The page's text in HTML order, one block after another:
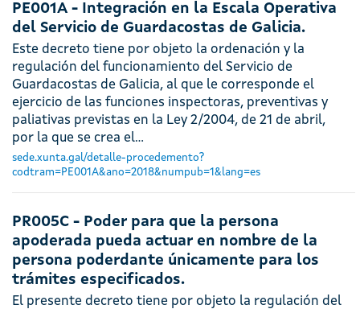
PE001A - Integración en la Escala Operativa
del Servicio de Guardacostas de Galicia.
Este decreto tiene por objeto la ordenación y la
regulación del funcionamiento del Servicio de
Guardacostas de Galicia, al que le corresponde el
ejercicio de las funciones inspectoras, preventivas y
paliativas previstas en la Ley 2/2004, de 21 de abril,
por la que se crea el…
sede.xunta.gal/detalle-procedemento?
codtram=PE001A&ano=2018&numpub=1&lang=es
PR005C - Poder para que la persona
apoderada pueda actuar en nombre de la
persona poderdante únicamente para los
trámites especificados.
El presente decreto tiene por objeto la regulación del